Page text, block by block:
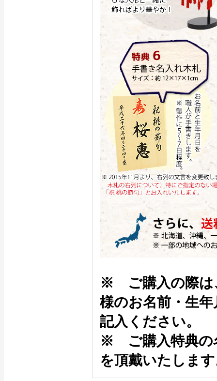
※ ご購入の際は
様のお名前・生
記入ください。
※ ご購入特典の
を頂戴いたしま